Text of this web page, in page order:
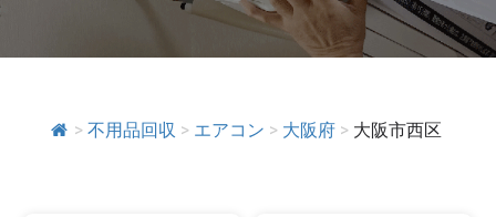
> 不用品回収 > エアコン > 大阪府 > 大阪市西区